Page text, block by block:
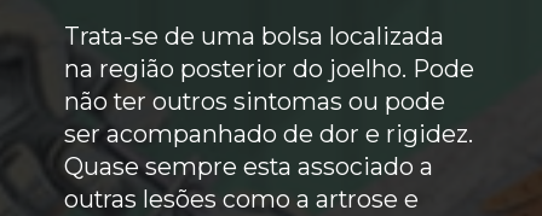
Trata-se de uma bolsa localizada
na região posterior do joelho. Pode
não ter outros sintomas ou pode
ser acompanhado de dor e rigidez.
Quase sempre esta associado a
outras lesões como a artrose e